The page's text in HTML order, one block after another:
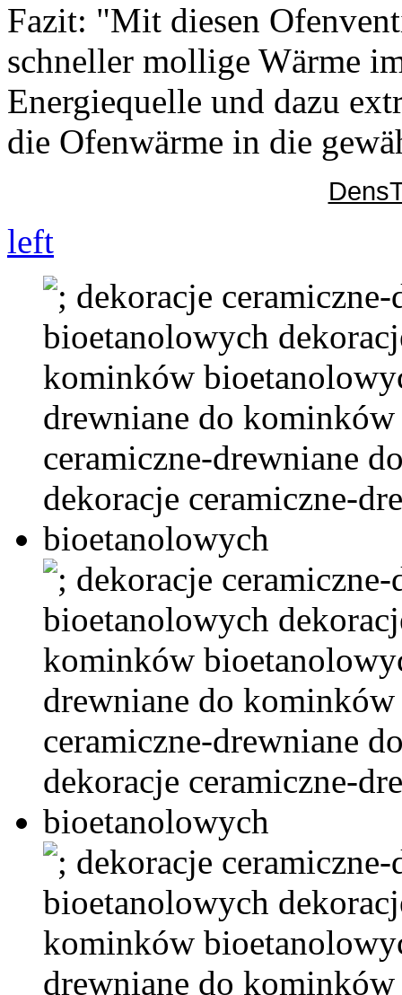
Fazit: "Mit diesen
schneller mollige Wärme
Energiequelle und dazu
die Ofenwärme in die
left